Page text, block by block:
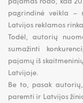
pagrindinė veikla –
Latvijos reklamos rinka
Todėl, autorių
sumažinti
pajamų iš
Latvijoje.
Be to, pasak
paremti ir Latvijos